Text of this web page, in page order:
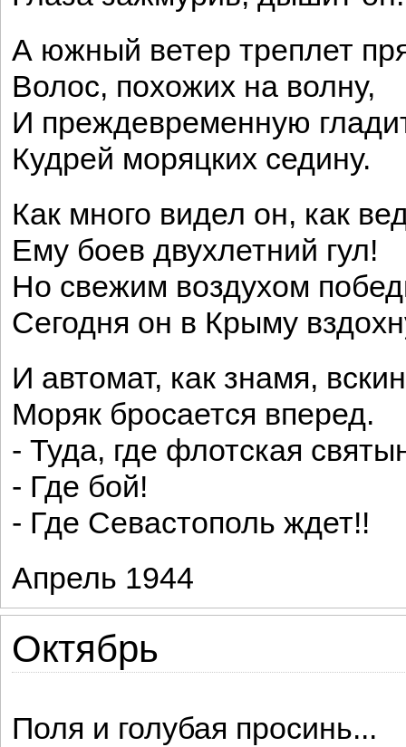
А южный ветер треплет
Волос, похожих на волну,
И преждевременную
Кудрей моряцких седину.
Как много видел он, как
Ему боев двухлетний гул!
Но свежим воздухом
Сегодня он в Крыму
И автомат, как знамя,
Моряк бросается вперед.
- Туда, где флотская
- Где бой!
- Где Севастополь ждет!!
Апрель 1944
Октябрь
Поля и голубая просинь...